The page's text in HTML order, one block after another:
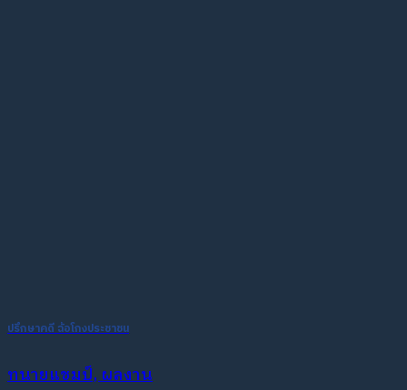
ปรึกษาคดี ฉ้อโกงประชาชน
ทนายแชมป์, ผลงาน